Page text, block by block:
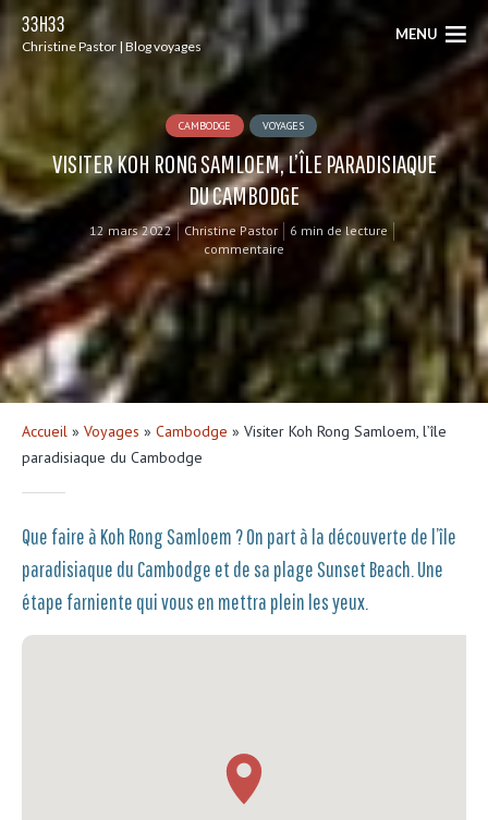
33H33
Christine Pastor | Blog voyages
MENU
CAMBODGE VOYAGES
VISITER KOH RONG SAMLOEM, L’ÎLE PARADISIAQUE
DU CAMBODGE
12 mars 2022 Christine Pastor
6 min de lecture
commentaire
Accueil » Voyages » Cambodge » Visiter Koh Rong Samloem, l’île
paradisiaque du Cambodge
Que faire à Koh Rong Samloem ? On part à la découverte de l’île
paradisiaque du Cambodge et de sa plage Sunset Beach. Une
étape farniente qui vous en mettra plein les yeux.